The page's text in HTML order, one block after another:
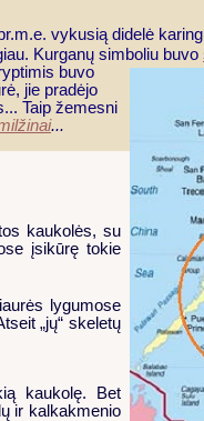
vykusią didelė
Kurganų simboliu buvo
buvo
jie pradėjo
Taip žemesni
...
kaukolės, su
įsikūrę tokie
lygumose
„jų“ skeletų
kaukolę. Bet
ir kalkakmenio